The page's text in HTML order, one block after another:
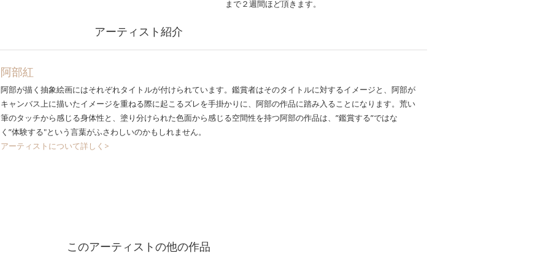
まで２週間ほど頂きます。
アーティスト紹介
阿部紅
阿部が描く抽象絵画にはそれぞれタイトルが付けられています。鑑賞者はそのタイトルに対するイメージと、阿部が
キャンバス上に描いたイメージを重ねる際に起こるズレを手掛かりに、阿部の作品に踏み入ることになります。荒い
筆のタッチから感じる身体性と、塗り分けられた色面から感じる空間性を持つ阿部の作品は、”鑑賞する”ではな
く”体験する"という言葉がふさわしいのかもしれません。
アーティストについて詳しく>
このアーティストの他の作品